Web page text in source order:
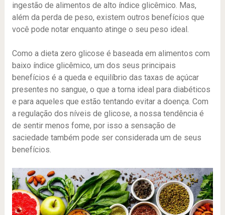
ingestão de alimentos de alto índice glicêmico. Mas,
além da perda de peso, existem outros benefícios que
você pode notar enquanto atinge o seu peso ideal.
Como a dieta zero glicose é baseada em alimentos com
baixo índice glicêmico, um dos seus principais
benefícios é a queda e equilíbrio das taxas de açúcar
presentes no sangue, o que a torna ideal para diabéticos
e para aqueles que estão tentando evitar a doença. Com
a regulação dos níveis de glicose, a nossa tendência é
de sentir menos fome, por isso a sensação de
saciedade também pode ser considerada um de seus
benefícios.